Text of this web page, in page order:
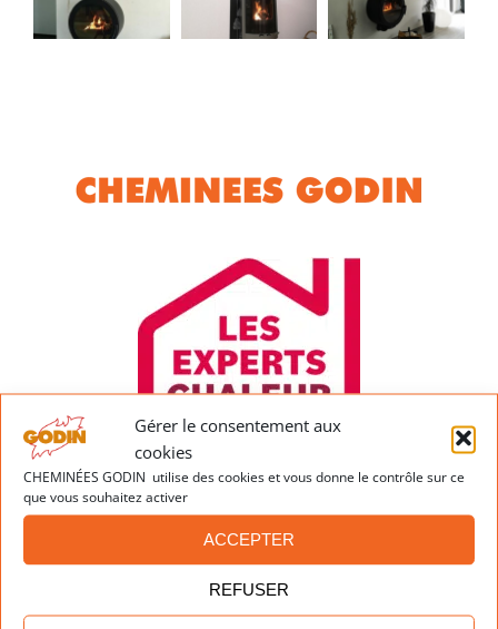
Gérer le consentement aux
cookies
CHEMINÉES GODIN utilise des cookies et vous donne le contrôle sur ce
que vous souhaitez activer
ACCEPTER
REFUSER
Dernières réalisations